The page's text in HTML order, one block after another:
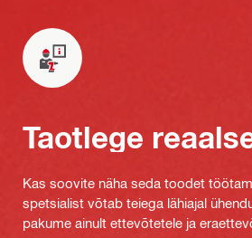
Taotlege
Kas soovite näha seda toodet
spetsialist võtab teiega lähiajal
pakume ainult ettevõtetele ja